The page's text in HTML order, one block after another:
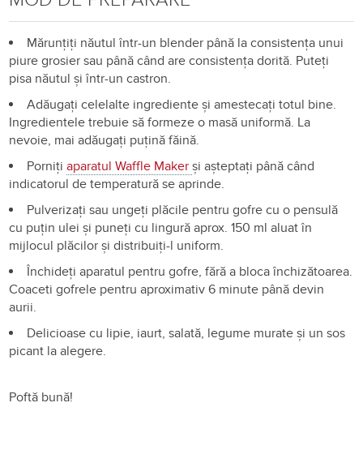
Mărunțiți năutul într-un blender până la consistența unui
piure grosier sau până când are consistența dorită. Puteți
pisa năutul și într-un castron.
Adăugați celelalte ingrediente și amestecați totul bine.
Ingredientele trebuie să formeze o masă uniformă. La
nevoie, mai adăugați puțină făină.
Pornițiaparatul Waffle Makerși așteptați până când
indicatorul de temperatură se aprinde.
Pulverizați sau ungeți plăcile pentru gofre cu o pensulă
cu puțin ulei și puneți cu lingură aprox. 150 ml aluat în
mijlocul plăcilor și distribuiți-l uniform.
Închideți aparatul pentru gofre, fără a bloca închizătoarea.
Coaceti gofrele pentru aproximativ 6 minute până devin
aurii.
Delicioase cu lipie, iaurt, salată, legume murate și un sos
picant la alegere.
Poftă bună!